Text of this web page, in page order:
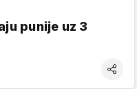
punije uz 3